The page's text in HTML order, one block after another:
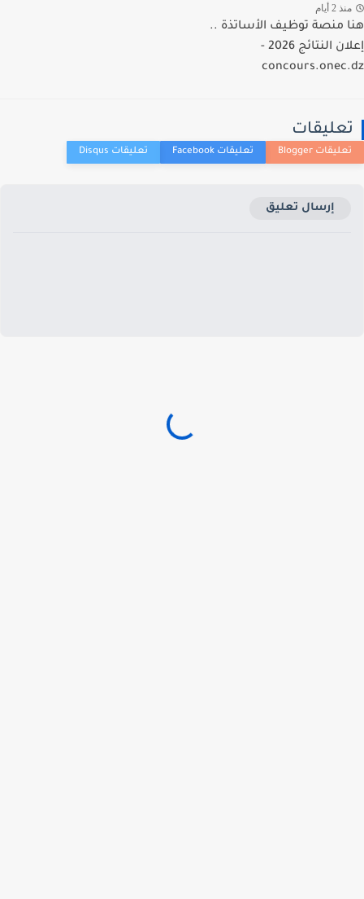
2 أيام
منصة توظيف الأساتذة ..
إعلان النتائج 2026 -
إرسال تعليق